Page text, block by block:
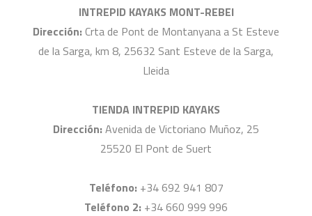
INTREPID KAYAKS MONT-REBEI
Dirección: Crta de Pont de Montanyana a St Esteve
de la Sarga, km 8, 25632 Sant Esteve de la Sarga,
Lleida
TIENDA INTREPID KAYAKS
Dirección: Avenida de Victoriano Muñoz, 25
25520 El Pont de Suert
Teléfono: +34 692 941 807
Teléfono 2: +34 660 999 996